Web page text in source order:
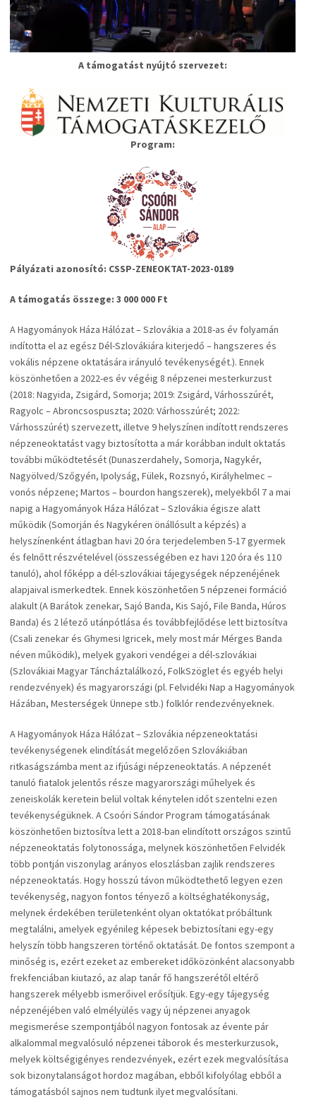
A támogatást nyújtó szervezet:
Program:
Pályázati azonosító: CSSP-ZENEOKTAT-2023-0189
A támogatás összege: 3 000 000 Ft
A Hagyományok Háza Hálózat – Szlovákia a 2018-as év folyamán
indította el az egész Dél-Szlovákiára kiterjedő – hangszeres és
vokális népzene oktatására irányuló tevékenységét.). Ennek
köszönhetően a 2022-es év végéig 8 népzenei mesterkurzust
(2018: Nagyida, Zsigárd, Somorja; 2019: Zsigárd, Várhosszúrét,
Ragyolc – Abroncsospuszta; 2020: Várhosszúrét; 2022:
Várhosszúrét) szervezett, illetve 9 helyszínen indított rendszeres
népzeneoktatást vagy biztosította a már korábban indult oktatás
további működtetését (Dunaszerdahely, Somorja, Nagykér,
Nagyölved/Szőgyén, Ipolyság, Fülek, Rozsnyó, Királyhelmec –
vonós népzene; Martos – bourdon hangszerek), melyekből 7 a mai
napig a Hagyományok Háza Hálózat – Szlovákia égisze alatt
működik (Somorján és Nagykéren önállósult a képzés) a
helyszínenként átlagban havi 20 óra terjedelemben 5-17 gyermek
és felnőtt részvételével (összességében ez havi 120 óra és 110
tanuló), ahol főképp a dél-szlovákiai tájegységek népzenéjének
alapjaival ismerkedtek. Ennek köszönhetően 5 népzenei formáció
alakult (A Barátok zenekar, Sajó Banda, Kis Sajó, File Banda, Húros
Banda) és 2 létező utánpótlása és továbbfejlődése lett biztosítva
(Csali zenekar és Ghymesi Igricek, mely most már Mérges Banda
néven működik), melyek gyakori vendégei a dél-szlovákiai
(Szlovákiai Magyar Táncháztalálkozó, FolkSzöglet és egyéb helyi
rendezvények) és magyarországi (pl. Felvidéki Nap a Hagyományok
Házában, Mesterségek Ünnepe stb.) folklór rendezvényeknek.
A Hagyományok Háza Hálózat – Szlovákia népzeneoktatási
tevékenységenek elindítását megelőzően Szlovákiában
ritkaságszámba ment az ifjúsági népzeneoktatás. A népzenét
tanuló fiatalok jelentős része magyarországi műhelyek és
zeneiskolák keretein belül voltak kénytelen időt szentelni ezen
tevékenységüknek. A Csoóri Sándor Program támogatásának
köszönhetően biztosítva lett a 2018-ban elindított országos szintű
népzeneoktatás folytonossága, melynek köszönhetően Felvidék
több pontján viszonylag arányos eloszlásban zajlik rendszeres
népzeneoktatás. Hogy hosszú távon működtethető legyen ezen
tevékenység, nagyon fontos tényező a költséghatékonyság,
melynek érdekében területenként olyan oktatókat próbáltunk
megtalálni, amelyek egyénileg képesek bebiztosítani egy-egy
helyszín több hangszeren történő oktatását. De fontos szempont a
minőség is, ezért ezeket az embereket időközönként alacsonyabb
frekfenciában kiutazó, az alap tanár fő hangszerétől eltérő
hangszerek mélyebb ismerőivel erősítjük. Egy-egy tájegység
népzenéjében való elmélyülés vagy új népzenei anyagok
megismerése szempontjából nagyon fontosak az évente pár
alkalommal megvalósuló népzenei táborok és mesterkurzusok,
melyek költségigényes rendezvények, ezért ezek megvalósítása
sok bizonytalanságot hordoz magában, ebből kifolyólag ebből a
támogatásból sajnos nem tudtunk ilyet megvalósítani.